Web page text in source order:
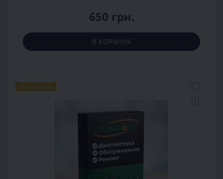
650 грн.
В КОРЗИНУ
Популярный